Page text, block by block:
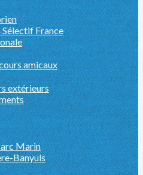
France
amicaux
extérieurs
Marin
Banyuls